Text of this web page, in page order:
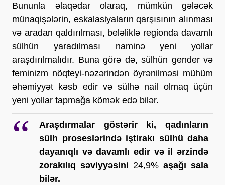
Bununla əlaqədar olaraq, mümkün gələcək
münaqişələrin, eskalasiyaların qarşısının alınması
və aradan qaldırılması, beləliklə regionda davamlı
sülhün yaradılması naminə yeni yollar
araşdırılmalıdır. Buna görə də, sülhün gender və
feminizm nöqteyi-nəzərindən öyrənilməsi mühüm
əhəmiyyət kəsb edir və sülhə nail olmaq üçün
yeni yollar tapmağa kömək edə bilər.
Araşdırmalar göstərir ki, qadınların
sülh proseslərində iştirakı sülhü daha
dayanıqlı və davamlı edir və il ərzində
zorakılıq səviyyəsini 24,9% aşağı sala
bilər.